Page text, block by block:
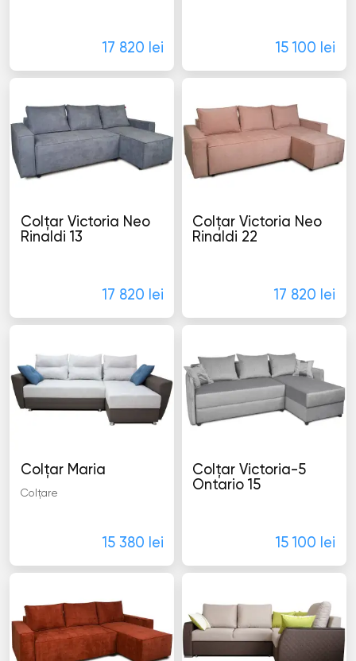
17 820 lei 15 100 lei
Colţar Victoria Neo
Rinaldi 13
17 820 lei
Colţar Victoria Neo
Rinaldi 22
17 820 lei
Colţar Maria
Colţare
15 380 lei
Colţar Victoria-5
Ontario 15
15 100 lei